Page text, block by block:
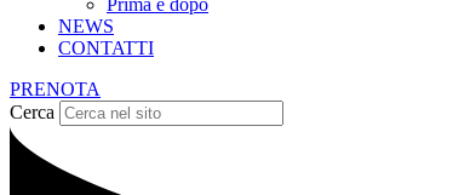
Prima e dopo
NEWS
CONTATTI
PRENOTA
Cerca